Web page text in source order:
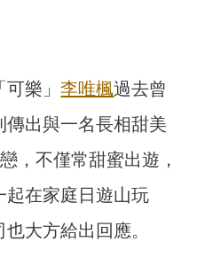
可樂」李唯楓過去曾
傳出與一名長相甜美
，不僅常甜蜜出遊，
起在家庭日遊山玩
大方給出回應。